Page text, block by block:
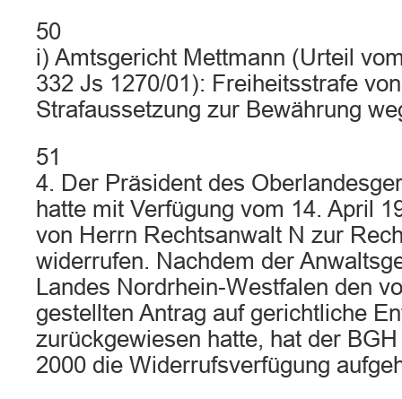
50
i) Amtsgericht Mettmann (Urteil
332 Js 1270/01): Freiheitsstrafe
Strafaussetzung zur Bewährung
51
4. Der Präsident des
hatte mit Verfügung vom 14. April
von Herrn Rechtsanwalt N zur
widerrufen. Nachdem der
Landes Nordrhein-Westfalen den
gestellten Antrag auf gerichtliche
zurückgewiesen hatte, hat der
2000 die Widerrufsverfügung